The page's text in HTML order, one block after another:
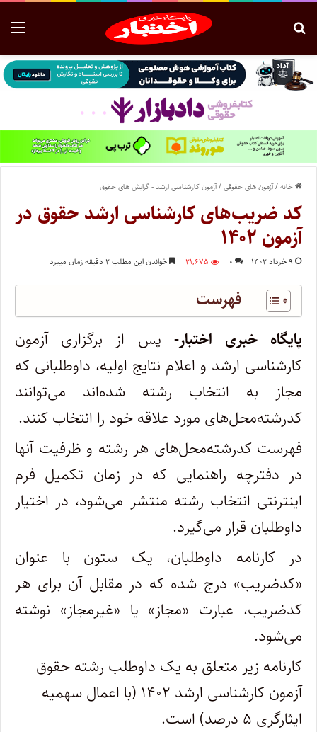
خانه/آزمون های حقوقی/آزمون کارشناسی ارشد - گرایش های حقوق
کد ضریب‌های کارشناسی ارشد حقوق در
آزمون ۱۴۰۲
۹ خرداد ۱۴۰۲ ۰ ۲۱,۶۷۵ خواندن این مطلب ۲ دقیقه زمان میبرد
فهرست
پایگاه خبری اختبار- پس از برگزاری آزمون
کارشناسی ارشد و اعلام نتایج اولیه، داوطلبانی که
مجاز به انتخاب رشته شده‌اند می‌توانند
کدرشته‌محل‌های مورد علاقه خود را انتخاب کنند.
فهرست کدرشته‌محل‌های هر رشته و ظرفیت آنها
در دفترچه راهنمایی که در زمان تکمیل فرم
اینترنتی انتخاب رشته منتشر می‌شود، در اختیار
داوطلبان قرار می‌گیرد.
در کارنامه داوطلبان، یک ستون با عنوان
«کدضریب» درج شده که در مقابل آن برای هر
کدضریب، عبارت «مجاز» یا «غیرمجاز» نوشته
می‌شود.
کارنامه زیر متعلق به یک داوطلب رشته حقوق
آزمون کارشناسی ارشد ۱۴۰۲ (با اعمال سهمیه
ایثارگری ۵ درصد) است.